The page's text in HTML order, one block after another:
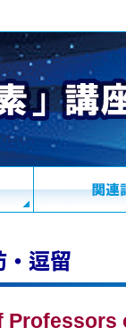
・逗留